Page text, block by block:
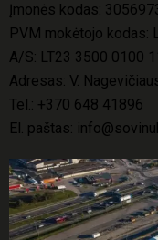
Įmonės kodas:
PVM mokėtojo kodas:
A/S: LT23 3500 0100
Adresas: V.
Tel.: +370 648 41896
El. paštas: